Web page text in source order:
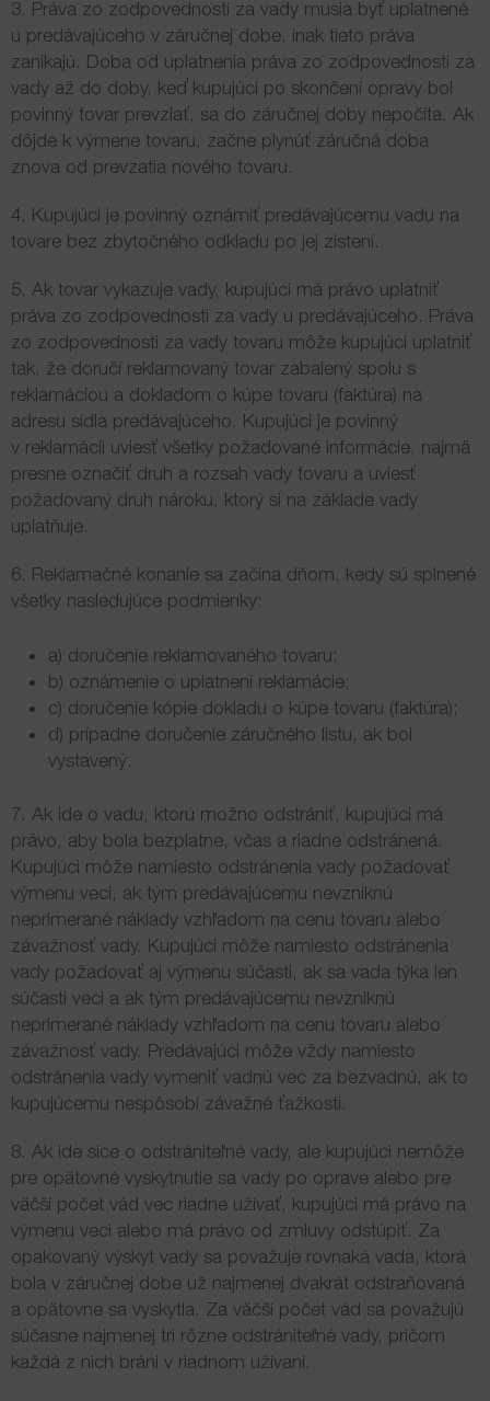
3. Práva zo zodpovednosti za vady musia byť uplatnené
u predávajúceho v záručnej dobe, inak tieto práva
zanikajú. Doba od uplatnenia práva zo zodpovednosti za
vady až do doby, keď kupujúci po skončení opravy bol
povinný tovar prevziať, sa do záručnej doby nepočíta. Ak
dôjde k výmene tovaru, začne plynúť záručná doba
znova od prevzatia nového tovaru.
4. Kupujúci je povinný oznámiť predávajúcemu vadu na
tovare bez zbytočného odkladu po jej zistení.
5. Ak tovar vykazuje vady, kupujúci má právo uplatniť
práva zo zodpovednosti za vady u predávajúceho. Práva
zo zodpovednosti za vady tovaru môže kupujúci uplatniť
tak, že doručí reklamovaný tovar zabalený spolu s
reklamáciou a dokladom o kúpe tovaru (faktúra) na
adresu sídla predávajúceho. Kupujúci je povinný
v reklamácii uviesť všetky požadované informácie, najmä
presne označiť druh a rozsah vady tovaru a uviesť
požadovaný druh nároku, ktorý si na základe vady
uplatňuje.
6. Reklamačné konanie sa začína dňom, kedy sú splnené
všetky nasledujúce podmienky:
a) doručenie reklamovaného tovaru;
b) oznámenie o uplatnení reklamácie;
c) doručenie kópie dokladu o kúpe tovaru (faktúra);
d) prípadne doručenie záručného listu, ak bol
vystavený.
7. Ak ide o vadu, ktorú možno odstrániť, kupujúci má
právo, aby bola bezplatne, včas a riadne odstránená.
Kupujúci môže namiesto odstránenia vady požadovať
výmenu veci, ak tým predávajúcemu nevzniknú
neprimerané náklady vzhľadom na cenu tovaru alebo
závažnosť vady. Kupujúci môže namiesto odstránenia
vady požadovať aj výmenu súčasti, ak sa vada týka len
súčasti veci a ak tým predávajúcemu nevzniknú
neprimerané náklady vzhľadom na cenu tovaru alebo
závažnosť vady. Predávajúci môže vždy namiesto
odstránenia vady vymeniť vadnú vec za bezvadnú, ak to
kupujúcemu nespôsobí závažné ťažkosti.
8. Ak ide síce o odstrániteľné vady, ale kupujúci nemôže
pre opätovné vyskytnutie sa vady po oprave alebo pre
väčší počet vád vec riadne užívať, kupujúci má právo na
výmenu veci alebo má právo od zmluvy odstúpiť. Za
opakovaný výskyt vady sa považuje rovnaká vada, ktorá
bola v záručnej dobe už najmenej dvakrát odstraňovaná
a opätovne sa vyskytla. Za väčší počet vád sa považujú
súčasne najmenej tri rôzne odstrániteľné vady, pričom
každá z nich bráni v riadnom užívaní.